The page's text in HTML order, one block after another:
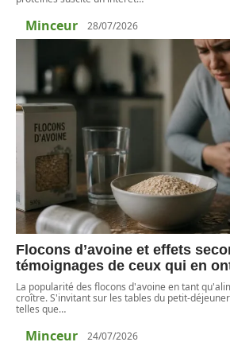
Minceur 28/07/2026
Flocons d’avoine et effets
témoignages de ceux qui en
La popularité des flocons d'avoine en tant
croître. S'invitant sur les tables du petit-
telles que…
Minceur 24/07/2026